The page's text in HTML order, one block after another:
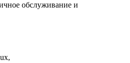
обслуживание и